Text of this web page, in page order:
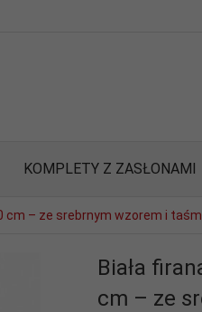
KOMPLETY Z ZASŁONAMI
cm – ze srebrnym wzorem i
Biała
cm – ze